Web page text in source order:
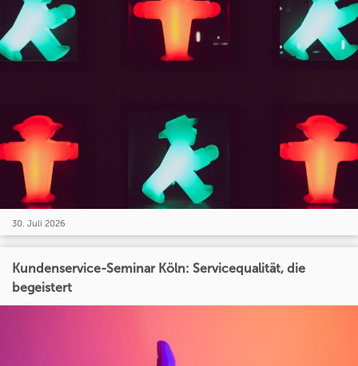
30. Juli 2026
Kundenservice-Seminar Köln: Servicequalität, die
begeistert